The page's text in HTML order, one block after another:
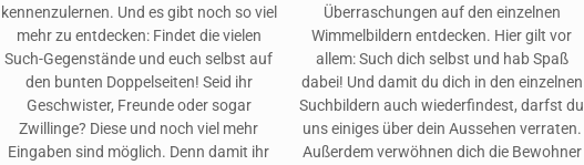
kennenzulernen. Und es gibt noch so viel
mehr zu entdecken: Findet die vielen
Such-Gegenstände und euch selbst auf
den bunten Doppelseiten! Seid ihr
Geschwister, Freunde oder sogar
Zwillinge? Diese und noch viel mehr
Eingaben sind möglich. Denn damit ihr
Überraschungen auf den einzelnen
Wimmelbildern entdecken. Hier gilt vor
allem: Such dich selbst und hab Spaß
dabei! Und damit du dich in den einzelnen
Suchbildern auch wiederfindest, darfst du
uns einiges über dein Aussehen verraten.
Außerdem verwöhnen dich die Bewohner